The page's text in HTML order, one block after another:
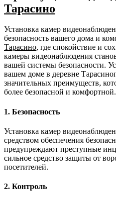
Тарасино
Установка камер
безопасность вашего дома и
Тарасино, где спокойствие и
камеры видеонаблюдения
вашей системы безопасности.
вашем доме в деревне
значительных преимуществ,
более безопасной и комфортной.
1. Безопасность
Установка камер
средством обеспечения
предупреждают преступные
сильное средство защиты от
посетителей.
2. Контроль